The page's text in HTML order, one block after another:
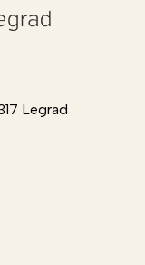
Legrad